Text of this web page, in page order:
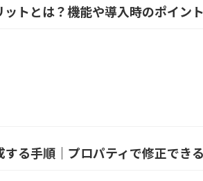
トとは？機能や導入時のポイン
る手順｜プロパティで修正でき